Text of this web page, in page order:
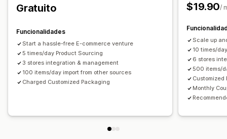
Gratuito
Funcionalidades
Start a hassle-free E-commerce venture
5 times/day Product Sourcing
3 stores integration & management
100 items/day import from other sources
Charged Customized Packaging
$19.90/
Scale up
10 times/
6 stores
500 items/
Customized
Monthly